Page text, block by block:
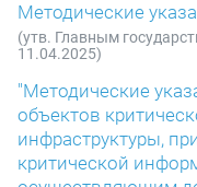
Методические
(утв. Главным
11.04.2025)
"Методические
объектов
инфраструктуры,
критической